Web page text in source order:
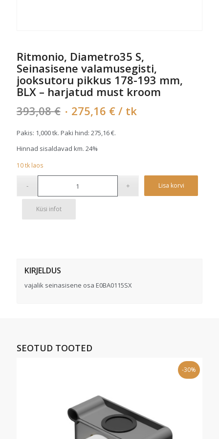
Ritmonio, Diametro35 S,
Seinasisene valamusegisti,
jooksutoru pikkus 178-193 mm,
BLX – harjatud must kroom
393,08€ Algne
oli:
393,08 €.
275,16 €Current
is:
/ tk
Pakis: 1,000 tk. Paki hind: 275,16€.
Hinnad sisaldavad km. 24%
10tklaos
Lisa korvi
Küsi infot
KIRJELDUS
vajalik seinasisene osa E0BA0115SX
SEOTUD TOOTED
-30%